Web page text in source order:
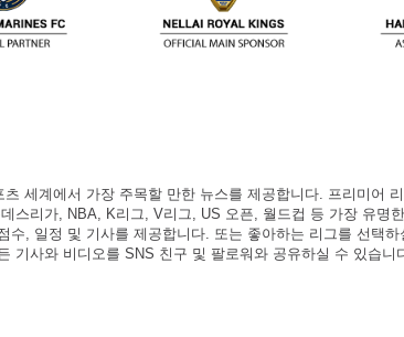
츠 세계에서 가장 주목할 만한 뉴스를 제공합니다. 프리미어
스리가, NBA, K리그, V리그, US 오픈, 월드컵 등 가장 유명
수, 일정 및 기사를 제공합니다. 또는 좋아하는 리그를 선택하
기사와 비디오를 SNS 친구 및 팔로워와 공유하실 수 있습니